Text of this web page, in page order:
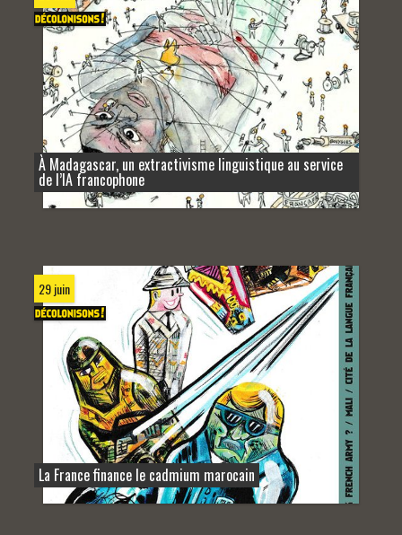
À Madagascar, un extractivisme linguistique au service
de l’IA francophone
29 juin
La France finance le cadmium marocain